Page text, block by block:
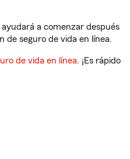
a comenzar después
de seguro de vida en línea.
de vida en línea. ¡Es rápido